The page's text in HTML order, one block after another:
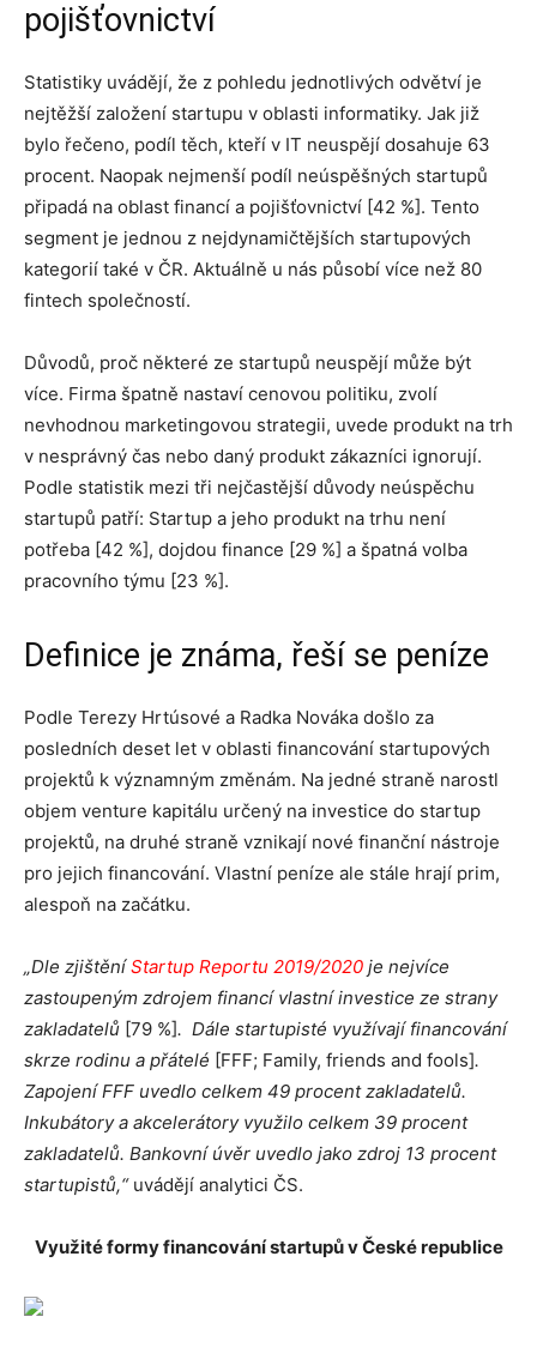
pojišťovnictví
Statistiky uvádějí, že z pohledu jednotlivých odvětví je
nejtěžší založení startupu v oblasti informatiky. Jak již
bylo řečeno, podíl těch, kteří v IT neuspějí dosahuje 63
procent. Naopak nejmenší podíl neúspěšných startupů
připadá na oblast financí a pojišťovnictví [42 %]. Tento
segment je jednou z nejdynamičtějších startupových
kategorií také v ČR. Aktuálně u nás působí více než 80
fintech společností.
Důvodů, proč některé ze startupů neuspějí může být
více. Firma špatně nastaví cenovou politiku, zvolí
nevhodnou marketingovou strategii, uvede produkt na trh
v nesprávný čas nebo daný produkt zákazníci ignorují.
Podle statistik mezi tři nejčastější důvody neúspěchu
startupů patří: Startup a jeho produkt na trhu není
potřeba [42 %], dojdou finance [29 %] a špatná volba
pracovního týmu [23 %].
Definice je známa, řeší se peníze
Podle Terezy Hrtúsové a Radka Nováka došlo za
posledních deset let v oblasti financování startupových
projektů k významným změnám. Na jedné straně narostl
objem venture kapitálu určený na investice do startup
projektů, na druhé straně vznikají nové finanční nástroje
pro jejich financování. Vlastní peníze ale stále hrají prim,
alespoň na začátku.
„Dle zjištěníStartup Reportu 2019/2020 je nejvíce
zastoupeným zdrojem financí vlastní investice ze strany
zakladatelů [79 %]. Dále startupisté využívají financování
skrze rodinu a přátelé [FFF; Family, friends and fools].
Zapojení FFF uvedlo celkem 49 procent zakladatelů.
Inkubátory a akcelerátory využilo celkem 39 procent
zakladatelů. Bankovní úvěr uvedlo jako zdroj 13 procent
startupistů,“uvádějí analytici ČS.
Využité formy financování startupů v České republice